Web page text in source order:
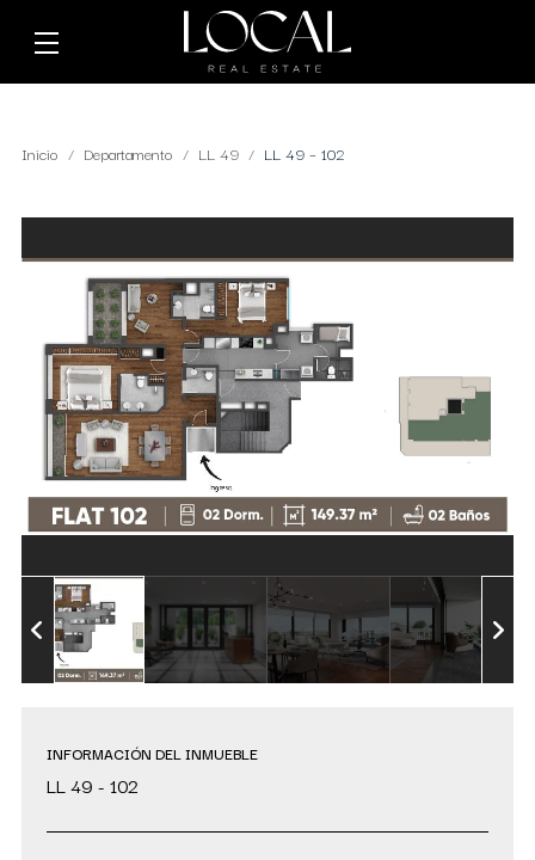
Inicio Departamento LL 49 LL 49 – 102
INFORMACIÓN DEL INMUEBLE
LL 49 - 102